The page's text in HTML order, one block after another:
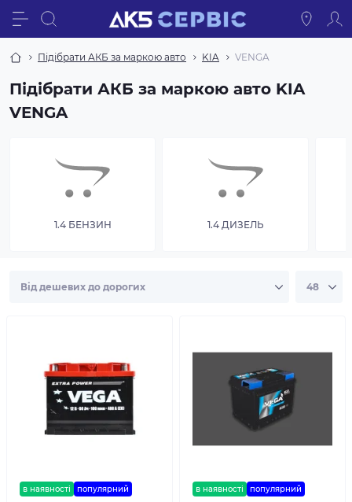
Підібрати АКБ за маркою авто KIA VENGA
Підібрати АКБ за маркою авто KIA
VENGA
1.4 БЕНЗИН 1.4 ДИЗЕЛЬ
в наявності популярний в наявності популярний